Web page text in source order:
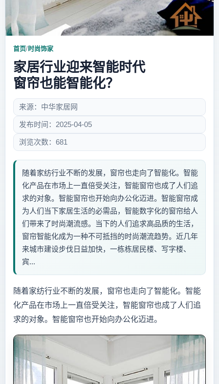
首页/时尚饰家
家居行业迎来智能时代
窗帘也能智能化？
来源：中华家居网
发布时间：2025-04-05
浏览次数：681
随着家纺行业不断的发展，窗帘也走向了智能化。智能
化产品在市场上一直倍受关注，智能窗帘也成了人们追
求的对象。智能窗帘也开始向办公化迈进。智能窗帘成
为人们当下家居生活的必需品，智能数字化的窗帘给人
们带来了时尚潮流感。当下的人们追求高品质的生活，
窗帘智能化成为一种不可抵挡的时尚潮流趋势。近几年
来城市建设步伐日益加快，一栋栋居民楼、写字楼、
宾...
随着家纺行业不断的发展，窗帘也走向了智能化。智能
化产品在市场上一直倍受关注，智能窗帘也成了人们追
求的对象。智能窗帘也开始向办公化迈进。